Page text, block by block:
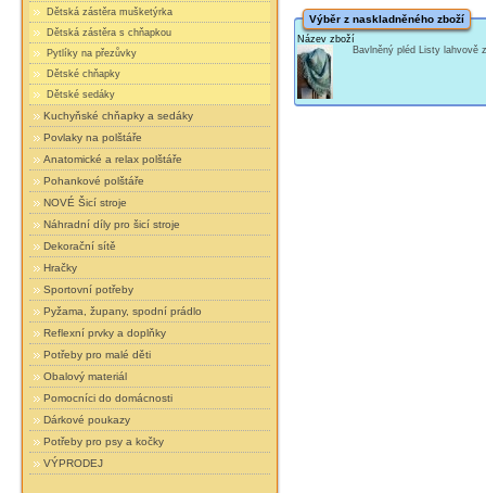
Dětská zástěra mušketýrka
Dětská zástěra s chňapkou
Pytlíky na přezůvky
Dětské chňapky
Dětské sedáky
Kuchyňské chňapky a sedáky
Povlaky na polštáře
Anatomické a relax polštáře
Pohankové polštáře
NOVÉ Šicí stroje
Náhradní díly pro šicí stroje
Dekorační sítě
Hračky
Sportovní potřeby
Pyžama, župany, spodní prádlo
Reflexní prvky a doplňky
Potřeby pro malé děti
Obalový materiál
Pomocníci do domácnosti
Dárkové poukazy
Potřeby pro psy a kočky
VÝPRODEJ
Výběr z naskladněného zboží
Název zboží
Bavlněný pléd Listy lahvově